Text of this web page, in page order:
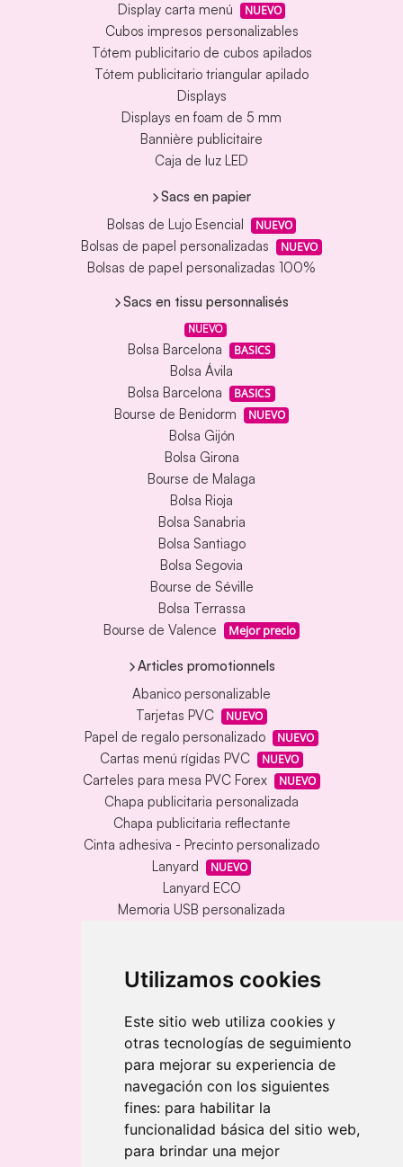
Utilizamos cookies
Este sitio web utiliza cookies y
otras tecnologías de seguimiento
para mejorar su experiencia de
navegación con los siguientes
fines: para habilitar la
funcionalidad básica del sitio web,
para brindar una mejor
Display carta menú NUEVO
Cubos impresos personalizables
Tótem publicitario de cubos apilados
Tótem publicitario triangular apilado
Displays
Displays en foam de 5 mm
Bannière publicitaire
Caja de luz LED
Sacs en papier
Bolsas de Lujo Esencial
NUEVO
Bolsas de papel personalizadas NUEVO
Bolsas de papel personalizadas 100%
Sacs en tissu personnalisés
NUEVO
Bolsa Barcelona BASICS
Bolsa Ávila
Bolsa Barcelona
BASICS
Bourse de Benidorm NUEVO
Bolsa Gijón
Bolsa Girona
Bourse de Malaga
Bolsa Rioja
Bolsa Sanabria
Bolsa Santiago
Bolsa Segovia
Bourse de Séville
Bolsa Terrassa
Bourse de Valence
Mejor precio
Articles promotionnels
Abanico personalizable
Tarjetas PVC
NUEVO
Papel de regalo personalizado NUEVO
Cartas menú rígidas PVC NUEVO
Carteles para mesa PVC Forex NUEVO
Chapa publicitaria personalizada
Chapa publicitaria reflectante
Cinta adhesiva - Precinto personalizado
Lanyard
NUEVO
Lanyard ECO
Memoria USB personalizada
Llavero redondo en madera y metal
Llavero rectangular en madera clara
Banderolas
Banderas publicitarias
Banderas publicitarias
Banderas publicitarias